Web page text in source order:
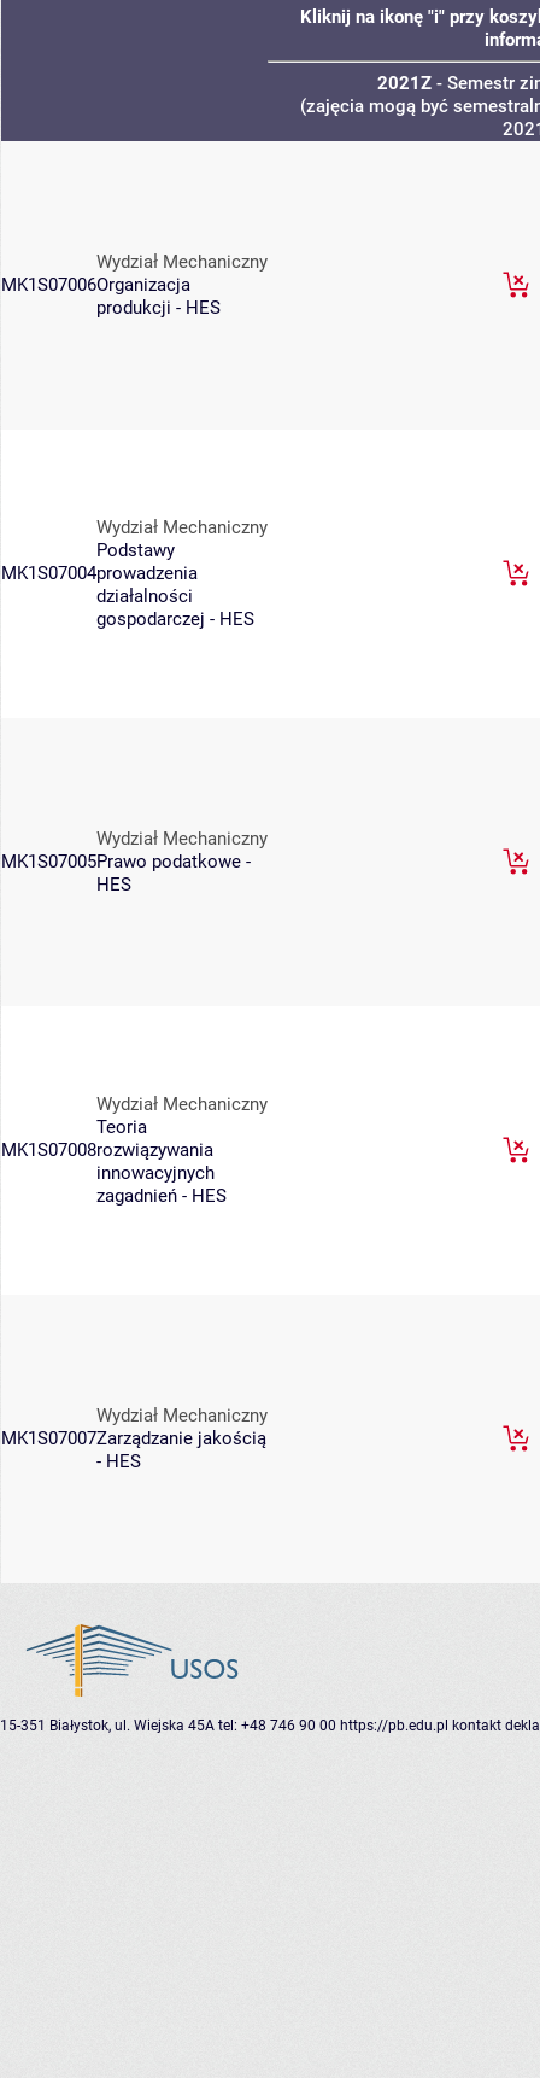
Kliknij na ikonę "i" przy
2021Z - Semestr
(zajęcia mogą być
MK1S07006
Wydział Mechaniczny
Organizacja
produkcji - HES
MK1S07004
Wydział Mechaniczny
Podstawy
prowadzenia
działalności
gospodarczej - HES
MK1S07005
Wydział Mechaniczny
Prawo podatkowe -
HES
MK1S07008
Wydział Mechaniczny
Teoria
rozwiązywania
innowacyjnych
zagadnień - HES
MK1S07007
Wydział Mechaniczny
Zarządzanie jakością
- HES
15-351 Białystok, ul. Wiejska 45A tel: +48 746 90 00 https://pb.edu.pl kontakt